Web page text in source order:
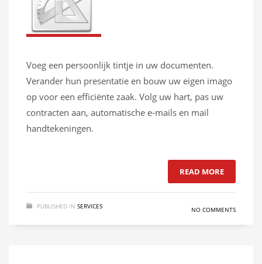
Voeg een persoonlijk tintje in uw documenten.
Verander hun presentatie en bouw uw eigen imago
op voor een efficiënte zaak. Volg uw hart, pas uw
contracten aan, automatische e-mails en mail
handtekeningen.
READ MORE
PUBLISHED IN SERVICES NO COMMENTS